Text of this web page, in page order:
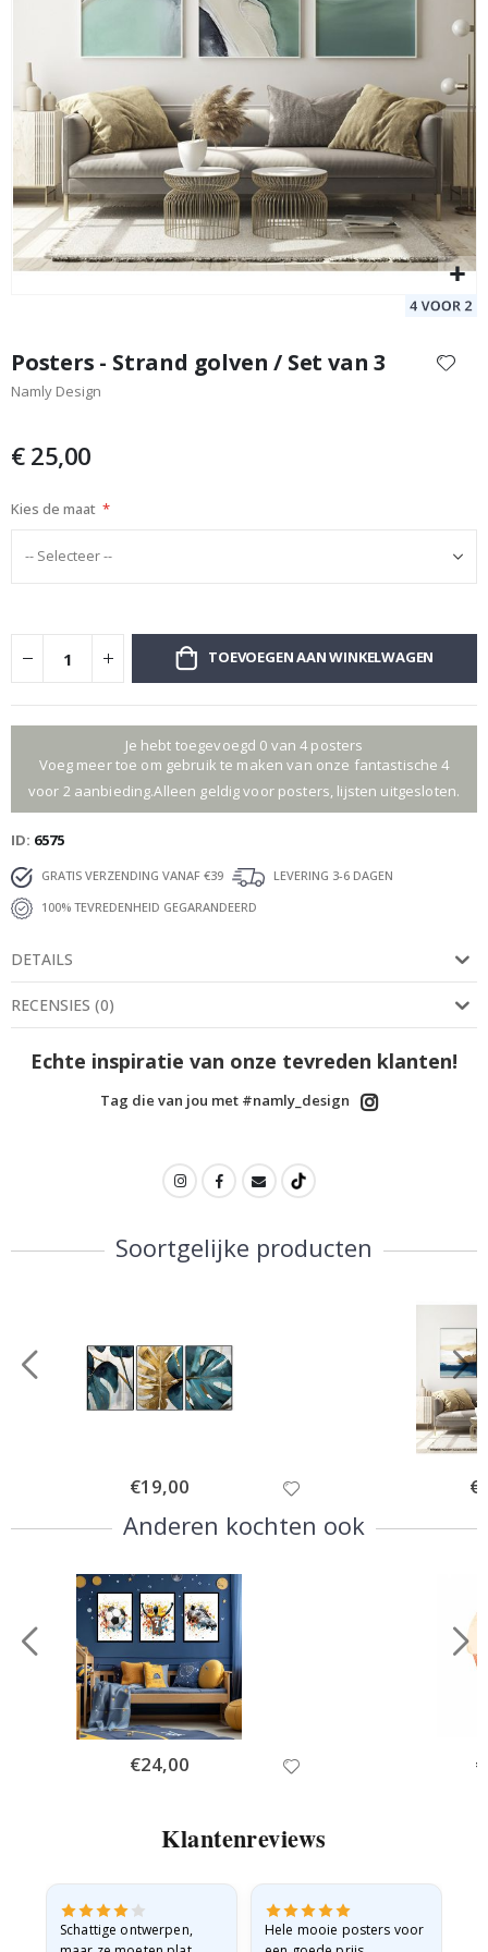
Muursticker - Konijntjes met ballonnen en wolken / Blauw
Special
Price
19,00 €
het
begin
afbeeldingen-
Posters - Strand golven / Set van 3
Namly Design
€ 25,00
Kies de maat
TOEVOEGEN AAN WINKELWAGEN
Je hebt toegevoegd 0 van 4 posters
Voeg meer toe om gebruik te maken van onze fantastische 4
voor 2 aanbieding.Alleen geldig voor posters, lijsten uitgesloten.
ID 6575
GRATIS VERZENDING VANAF €39
LEVERING 3-6 DAGEN
100% TEVREDENHEID GEGARANDEERD
DETAILS
RECENSIES (0)
Echte inspiratie van onze tevreden klanten!
Tag die van jou met #namly_design
Soortgelijke producten
Special
Price
€19,00
Anderen kochten ook
Special
Price
€24,00
Klantenreviews
Schattige ontwerpen,
Hele mooie posters voor